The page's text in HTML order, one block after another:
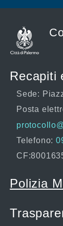
Recapiti
Sede:
Posta
Telefono:
Polizia